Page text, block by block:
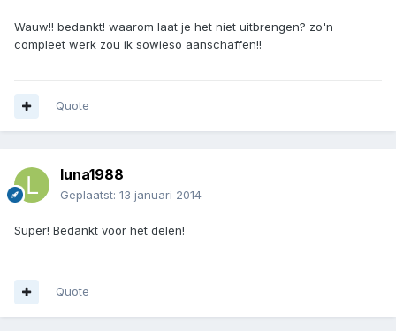
Wauw!! bedankt! waarom laat je het niet uitbrengen? zo'n
compleet werk zou ik sowieso aanschaffen!!
Quote
luna1988
Geplaatst: 13 januari 2014
Super! Bedankt voor het delen!
Quote